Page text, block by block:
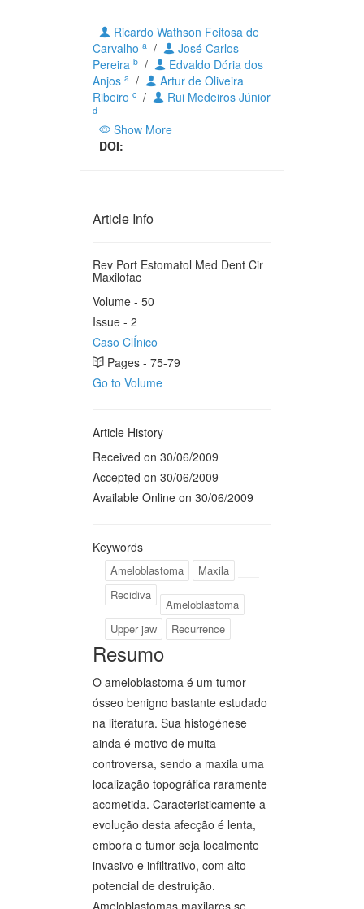
Ricardo Wathson Feitosa de
Carvalho a /
José Carlos
Pereira b /
Edvaldo Dória dos
Anjos a /
Artur de Oliveira
Ribeiro c / Rui Medeiros Júnior
d
Show More
DOI:
Article Info
Rev Port Estomatol Med Dent Cir
Maxilofac
Volume - 50
Issue - 2
Caso ClÍnico
Pages - 75-79
Go to Volume
Article History
Received on 30/06/2009
Accepted on 30/06/2009
Available Online on 30/06/2009
Keywords
Ameloblastoma
Maxila
Recidiva
Ameloblastoma
Upper jaw
Recurrence
Resumo
O ameloblastoma é um tumor
ósseo benigno bastante estudado
na literatura. Sua histogénese
ainda é motivo de muita
controversa, sendo a maxila uma
localização topográfica raramente
acometida. Caracteristicamente a
evolução desta afecção é lenta,
embora o tumor seja localmente
invasivo e infiltrativo, com alto
potencial de destruição.
Ameloblastomas maxilares se